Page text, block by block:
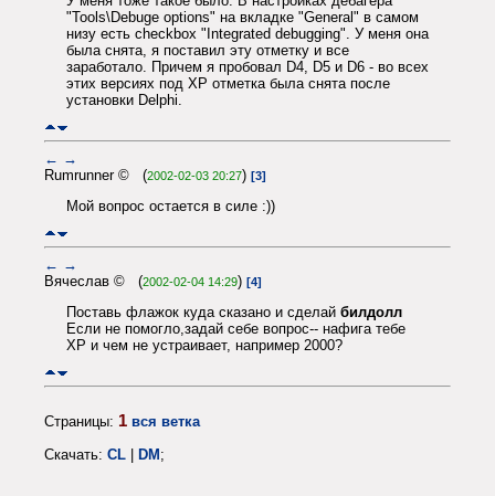
"Tools\Debuge options" на вкладке "General" в самом
низу есть checkbox "Integrated debugging". У меня она
была снята, я поставил эту отметку и все
заработало. Причем я пробовал D4, D5 и D6 - во всех
этих версиях под XP отметка была снята после
установки Delphi.
← →
Rumrunner © (2002-02-03 20:27) [3]
Мой вопрос остается в силе :))
← →
Вячеслав © (2002-02-04 14:29) [4]
Поставь флажок куда сказано и сделай билдолл
Если не помогло,задай себе вопрос-- нафига тебе
XP и чем не устраивает, например 2000?
Страницы: 1 вся ветка
Скачать: CL | DM;